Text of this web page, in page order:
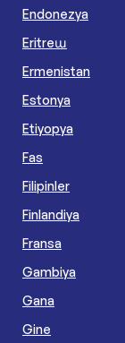
Endonezya
Eritreա
Ermenistan
Estonya
Etiyopya
Fas
Filipinler
Finlandiya
Fransa
Gambiya
Gana
Gine